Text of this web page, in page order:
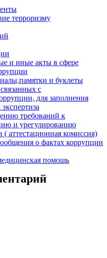
терроризму
и иные акты в сфере
и буклеты
с
для заполнения
требований к
и урегулированию
( аттестационная комиссия)
о фактах коррупции
помощь